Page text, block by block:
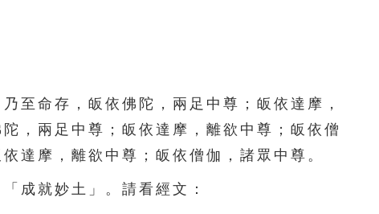
101 102 103 104 105
106 107 108 109 110
命存，皈依佛陀，兩足中尊；皈依達摩，
，兩足中尊；皈依達摩，離欲中尊；皈依僧
達摩，離欲中尊；皈依僧伽，諸眾中尊。
成就妙土」。請看經文：